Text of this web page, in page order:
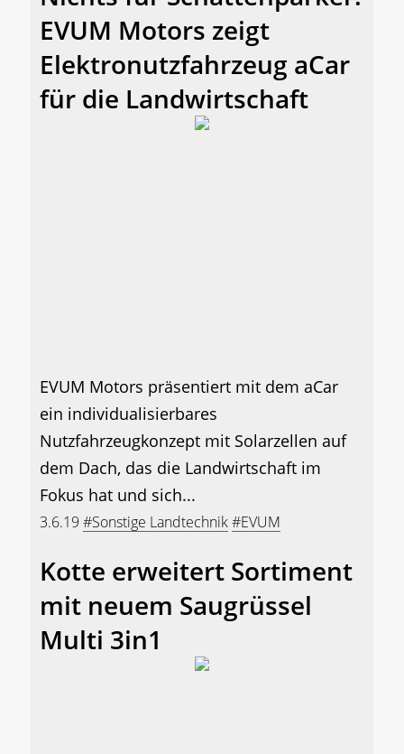
EVUM Motors zeigt
Elektronutzfahrzeug aCar
für die Landwirtschaft
EVUM Motors präsentiert mit dem aCar
ein individualisierbares
Nutzfahrzeugkonzept mit Solarzellen auf
dem Dach, das die Landwirtschaft im
Fokus hat und sich...
3.6.19 #Sonstige Landtechnik#EVUM
Kotte erweitert Sortiment
mit neuem Saugrüssel
Multi 3in1